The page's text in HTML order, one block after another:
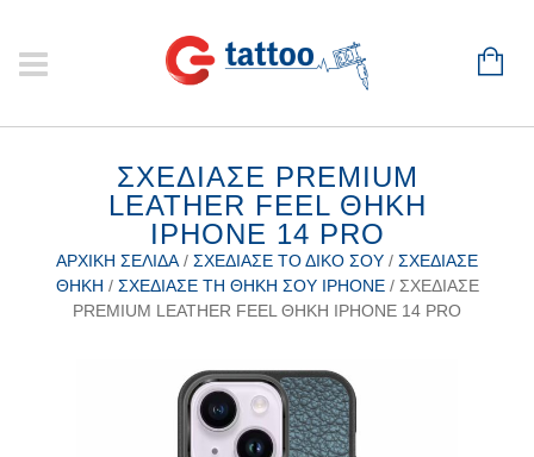
ΣΧΕΔΊΑΣΕ PREMIUM
LEATHER FEEL ΘΉΚΗ
IPHONE 14 PRO
ΑΡΧΙΚΉ ΣΕΛΊΔΑ / ΣΧΕΔΊΑΣΕ ΤΟ ΔΙΚΌ ΣΟΥ / ΣΧΕΔΊΑΣΕ
ΘΉΚΗ / ΣΧΕΔΊΑΣΕ ΤΗ ΘΉΚΗ ΣΟΥ IPHONE/ ΣΧΕΔΊΑΣΕ
PREMIUM LEATHER FEEL ΘΉΚΗ IPHONE 14 PRO